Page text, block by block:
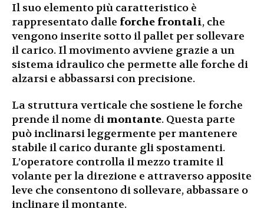
Il suo elemento più caratteristico è
rappresentato dalle forche frontali, che
vengono inserite sotto il pallet per sollevare
il carico. Il movimento avviene grazie a un
sistema idraulico che permette alle forche di
alzarsi e abbassarsi con precisione.
La struttura verticale che sostiene le forche
prende il nome di montante. Questa parte
può inclinarsi leggermente per mantenere
stabile il carico durante gli spostamenti.
L’operatore controlla il mezzo tramite il
volante per la direzione e attraverso apposite
leve che consentono di sollevare, abbassare o
inclinare il montante.